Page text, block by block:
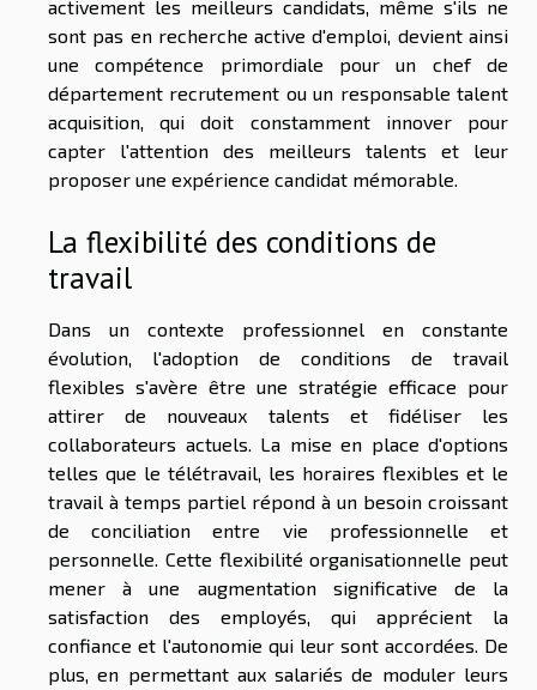
activement les meilleurs candidats, même s'ils ne
sont pas en recherche active d'emploi, devient ainsi
une compétence primordiale pour un chef de
département recrutement ou un responsable talent
acquisition, qui doit constamment innover pour
capter l'attention des meilleurs talents et leur
proposer une expérience candidat mémorable.
La flexibilité des conditions de
travail
Dans un contexte professionnel en constante
évolution, l'adoption de conditions de travail
flexibles s'avère être une stratégie efficace pour
attirer de nouveaux talents et fidéliser les
collaborateurs actuels. La mise en place d'options
telles que le télétravail, les horaires flexibles et le
travail à temps partiel répond à un besoin croissant
de conciliation entre vie professionnelle et
personnelle. Cette flexibilité organisationnelle peut
mener à une augmentation significative de la
satisfaction des employés, qui apprécient la
confiance et l'autonomie qui leur sont accordées. De
plus, en permettant aux salariés de moduler leurs